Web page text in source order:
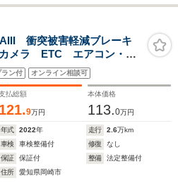
衝突被害軽減ブレーキ
メラ ETC エアコン・ク
ンドウ CD 盗難防止装
エアバッグ ABS ESCアイ
ラン付 オンライン相談可
払総額
121.9万円
本体価格
113.0万円
年式 2022年 走行 2.6万km
車検
車検整備付 修復
なし
保証
保証付 整備
法定整備付
住所
愛知県岡崎市